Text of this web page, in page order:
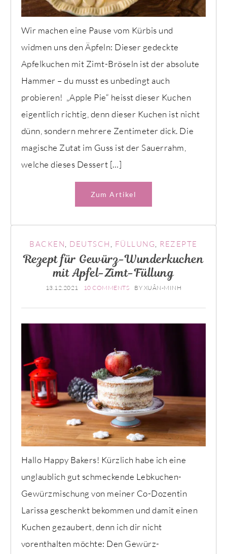
Wir machen eine Pause vom Kürbis und
widmen uns den Äpfeln: Dieser gedeckte
Apfelkuchen mit Zimt-Bröseln ist der absolute
Hammer – du musst es unbedingt auch
probieren! „Apple Pie“ heisst dieser Kuchen
eigentlich richtig, denn dieser Kuchen ist nicht
dünn, sondern mehrere Zentimeter dick. Die
magische Zutat im Guss ist der Sauerrahm,
welche dieses Dessert […]
Zum Artikel
BACKEN DEUTSCH FÜLLUNG REZEPTE
Rezept für Gewürz-Wunderkuchen
mit Apfel-Zimt-Füllung
13.12.2021 10 COMMENTS BY XUÂN-MINH
Hallo Happy Bakers! Kürzlich habe ich eine
unglaublich gut schmeckende Lebkuchen-
Gewürzmischung von meiner Co-Dozentin
Larissa geschenkt bekommen und damit einen
Kuchen gezaubert, denn ich dir nicht
vorenthalten möchte: Den Gewürz-